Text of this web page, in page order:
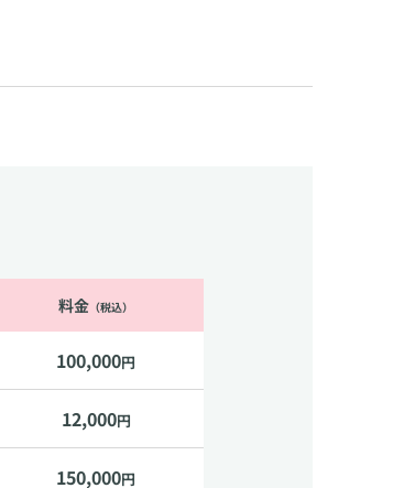
料金 （税込）
100,000円
12,000円
150,000円